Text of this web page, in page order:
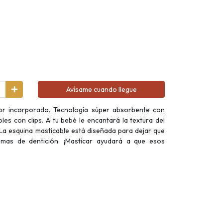
Avísame cuando llegue
incorporado. Tecnología súper absorbente con
con clips. A tu bebé le encantará la textura del
esquina masticable está diseñada para dejar que
de dentición. ¡Masticar ayudará a que esos